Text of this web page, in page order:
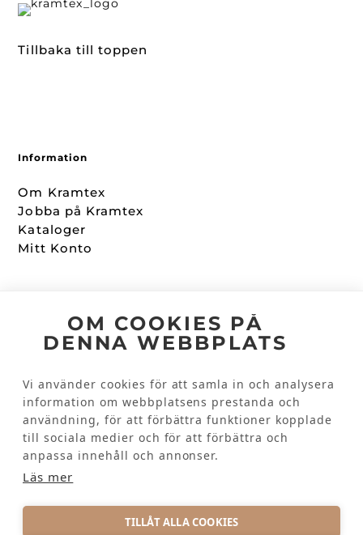
OM COOKIES PÅ
DENNA WEBBPLATS
Vi använder cookies för att samla in och analysera
information om webbplatsens prestanda och
användning, för att förbättra funktioner kopplade
till sociala medier och för att förbättra och
anpassa innehåll och annonser.
Läs mer
TILLÅT ALLA COOKIES
Tillbaka till toppen
Information
Om Kramtex
Jobba på Kramtex
Kataloger
Mitt Konto
Facebook
Kundinformation
Kontakta oss
Vanliga frågor